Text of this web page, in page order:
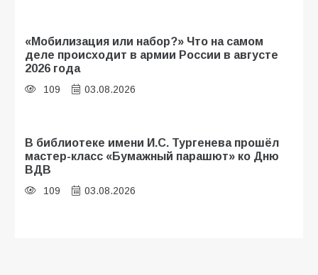
«Мобилизация или набор?» Что на самом
деле происходит в армии России в августе
2026 года
109 03.08.2026
В библиотеке имени И.С. Тургенева прошёл
мастер-класс «Бумажный парашют» ко Дню
ВДВ
109 03.08.2026